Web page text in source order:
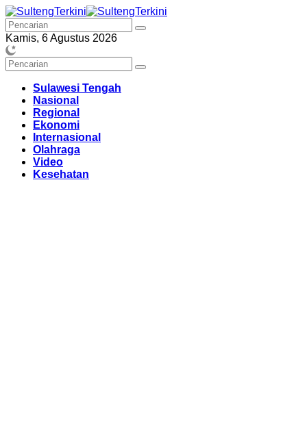
Langsung
ke
konten
Kamis, 6 Agustus 2026
Sulawesi Tengah
Nasional
Regional
Ekonomi
Internasional
Olahraga
Video
Kesehatan